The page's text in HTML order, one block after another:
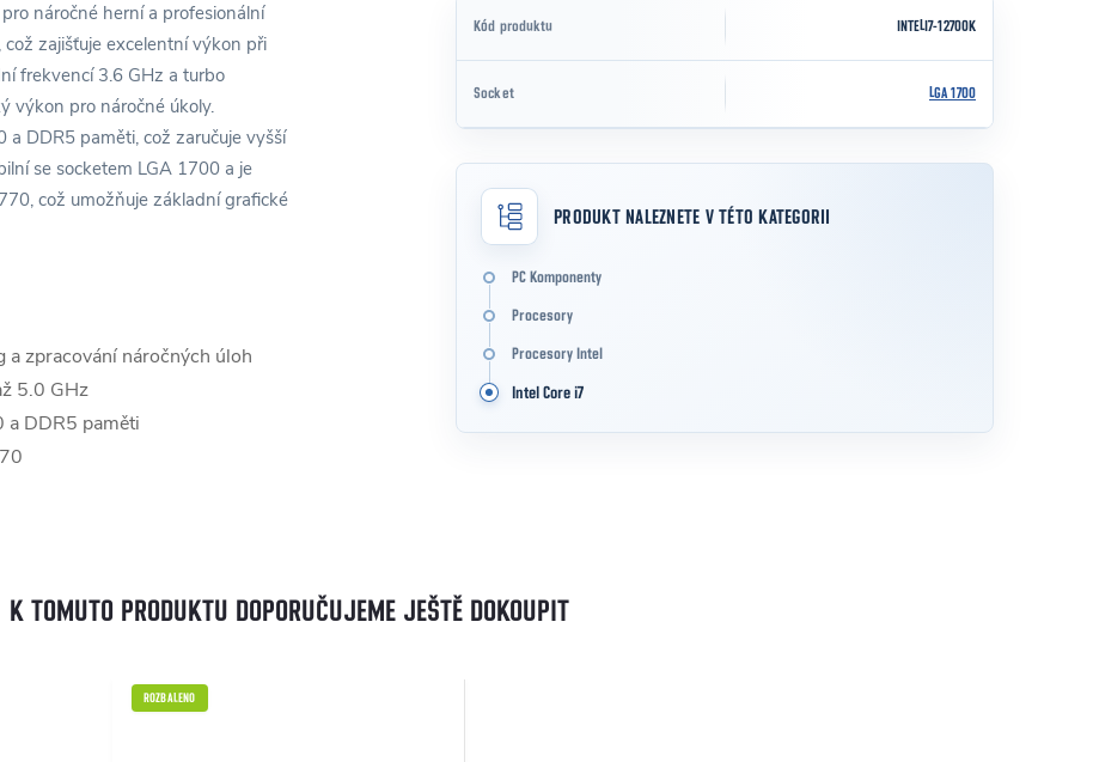
náročné herní a profesionální
zajišťuje excelentní výkon při
frekvencí 3.6 GHz a turbo
výkon pro náročné úkoly.
DDR5 paměti, což zaručuje vyšší
se socketem LGA 1700 a je
což umožňuje základní grafické
zpracování náročných úloh
5.0 GHz
a DDR5 paměti
Kód produktu INTELI7-12700K
Socket LGA 1700
PRODUKT NALEZNETE V TÉTO KATEGORII
PC Komponenty
Procesory
Procesory Intel
Intel Core i7
K TOMUTO PRODUKTU DOPORUČUJEME JEŠTĚ DOKOUPIT
ROZBALENO